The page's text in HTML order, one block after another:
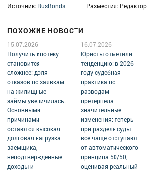
Источник: RusBonds Разместил: Редактор
ПОХОЖИЕ НОВОСТИ
15.07.2026
Получить ипотеку
становится
сложнее: доля
отказов по заявкам
на жилищные
займы увеличилась.
Основными
причинами
остаются высокая
долговая нагрузка
заемщика,
неподтвержденные
доходы и
16.07.2026
Юристы отметили
тенденцию: в 2026
году судебная
практика по
разводам
претерпела
значительные
изменения: теперь
при разделе суды
все чаще отступают
от автоматического
принципа 50/50,
оценивая реальный